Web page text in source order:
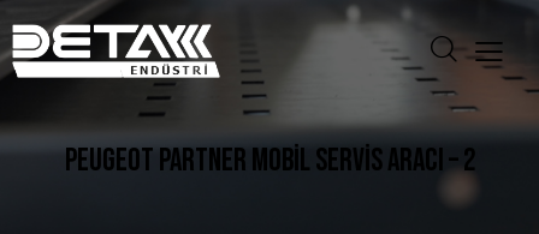
PEUGEOT PARTNER MOBIL SERVIS ARACI – 2